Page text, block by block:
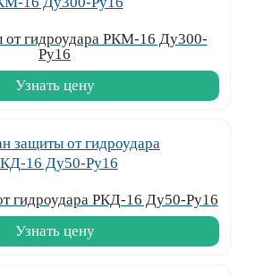
от гидроудара РКМ-16 Ду300-
Ру16
Узнать цену
гидроудара РКД-16 Ду50-Ру16
Узнать цену